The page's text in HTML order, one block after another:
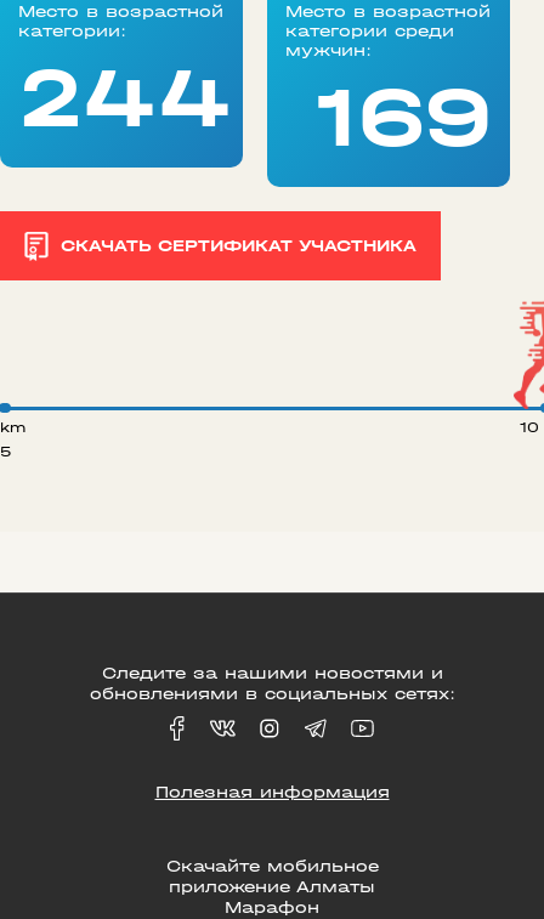
Место в возрастной
категории:
244
Место в возрастной
категории среди
мужчин:
169
СКАЧАТЬ СЕРТИФИКАТ УЧАСТНИКА
5
10
Скачайте мобильное
приложение Алматы
Марафон
Следите за нашими новостями и
обновлениями в социальных сетях:
Полезная информация